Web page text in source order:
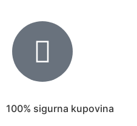
100% sigurna kupovina